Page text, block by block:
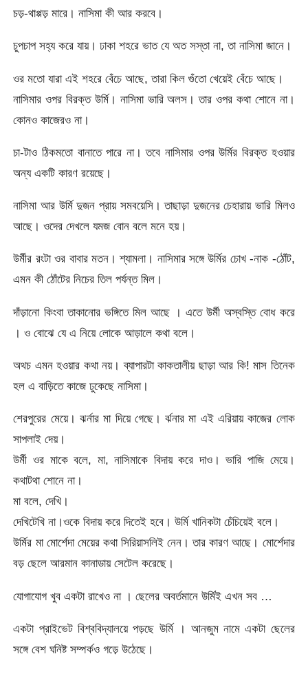
চড়-থাপ্পড় মারে। নাসিমা কী আর করবে।
চুপচাপ সহ্য করে যায়। ঢাকা শহরে ভাত যে অত সস্তা না, তা নাসিমা জানে।
ওর মতো যারা এই শহরে বেঁচে আছে, তারা কিল গুঁতো খেয়েই বেঁচে আছে।
নাসিমার ওপর বিরক্ত উর্মি। নাসিমা ভারি অলস। তার ওপর কথা শোনে না।
কোনও কাজেরও না।
চা-টাও ঠিকমতো বানাতে পারে না। তবে নাসিমার ওপর উর্মির বিরক্ত হওয়ার
অন্য একটি কারণ রয়েছে।
নাসিমা আর উর্মি দুজন প্রায় সমবয়েসি। তাছাড়া দুজনের চেহারায় ভারি মিলও
আছে। ওদের দেখলে যমজ বোন বলে মনে হয়।
উর্মীর রংটা ওর বাবার মতন। শ্যামলা। নাসিমার সঙ্গে উর্মির চোখ -নাক -ঠোঁট,
এমন কী ঠোঁটের নিচের তিল পর্যন্ত মিল।
দাঁড়ানো কিংবা তাকানোর ভঙ্গিতে মিল আছে । এতে উর্মী অস্বস্তি বোধ করে
। ও বোঝে যে এ নিয়ে লোকে আড়ালে কথা বলে।
অথচ এমন হওয়ার কথা নয়। ব্যাপারটা কাকতালীয় ছাড়া আর কি! মাস তিনেক
হল এ বাড়িতে কাজে ঢুকেছে নাসিমা।
শেরপুরের মেয়ে। ঝর্নার মা দিয়ে গেছে। র্ঝনার মা এই এরিয়ায় কাজের লোক
সাপলাই দেয়।
উর্মী ওর মাকে বলে, মা, নাসিমাকে বিদায় করে দাও। ভারি পাজি মেয়ে।
কথাটথা শোনে না।
মা বলে, দেখি।
দেখিটেখি না।ওকে বিদায় করে দিতেই হবে। উর্মি খানিকটা চেঁচিয়েই বলে।
উর্মির মা মোর্শেদা মেয়ের কথা সিরিয়াসলিই নেন। তার কারণ আছে। মোর্শেদার
বড় ছেলে আরমান কানাডায় সেটেল করেছে।
যোগাযোগ খুব একটা রাখেও না । ছেলের অবর্তমানে উর্মিই এখন সব …
একটা প্রাইভেট বিশ্ববিদ্যালয়ে পড়ছে উর্মি । আনজুম নামে একটা ছেলের
সঙ্গে বেশ ঘনিষ্ট সম্পর্কও গড়ে উঠেছে।